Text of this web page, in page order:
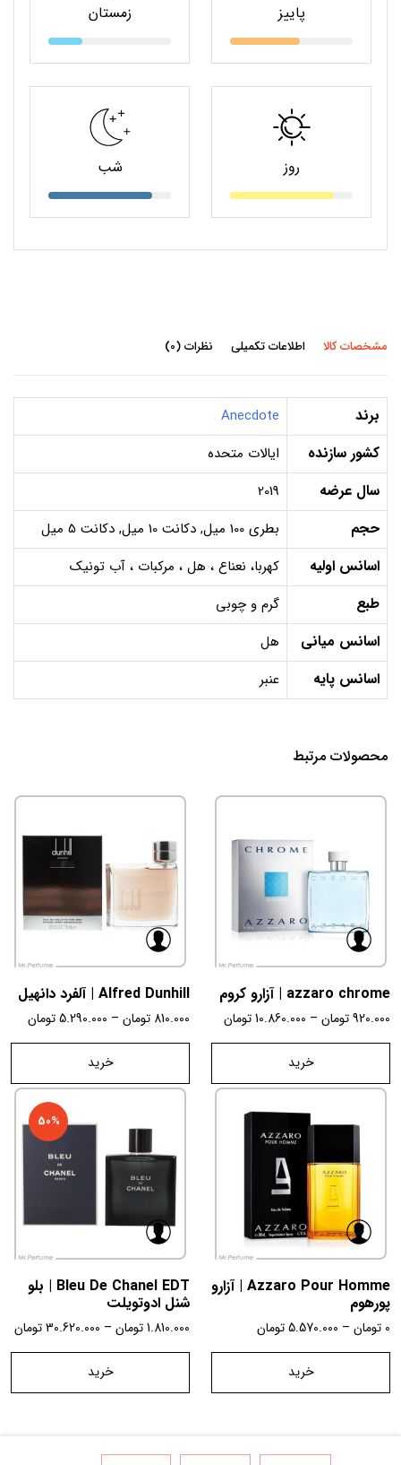
پاییز زمستان
روز شب
مشخصات کالا اطلاعات تکمیلی نظرات (0)
برند Anecdote
کشور سازنده ایالات متحده
سال عرضه 2019
حجم بطری 100 میل, دکانت 10 میل, دکانت 5 میل
اسانس اولیه کهربا، نعناع ، هل ، مرکبات ، آب تونیک
طبع گرم و چوبی
اسانس میانی هل
اسانس پایه عنبر​
محصولات مرتبط
azzaro chrome | آزارو کروم
920.000تومان –
10.860.000تومان
خرید
Alfred Dunhill | آلفرد دانهیل
810.000 تومان –
5.290.000تومان
خرید
Azzaro Pour Homme | آزارو
پورهوم
0 تومان –
5.570.000تومان
خرید
50%
Bleu De Chanel EDT | بلو
شنل ادوتویلت
1.810.000تومان –
30.620.000تومان
خرید